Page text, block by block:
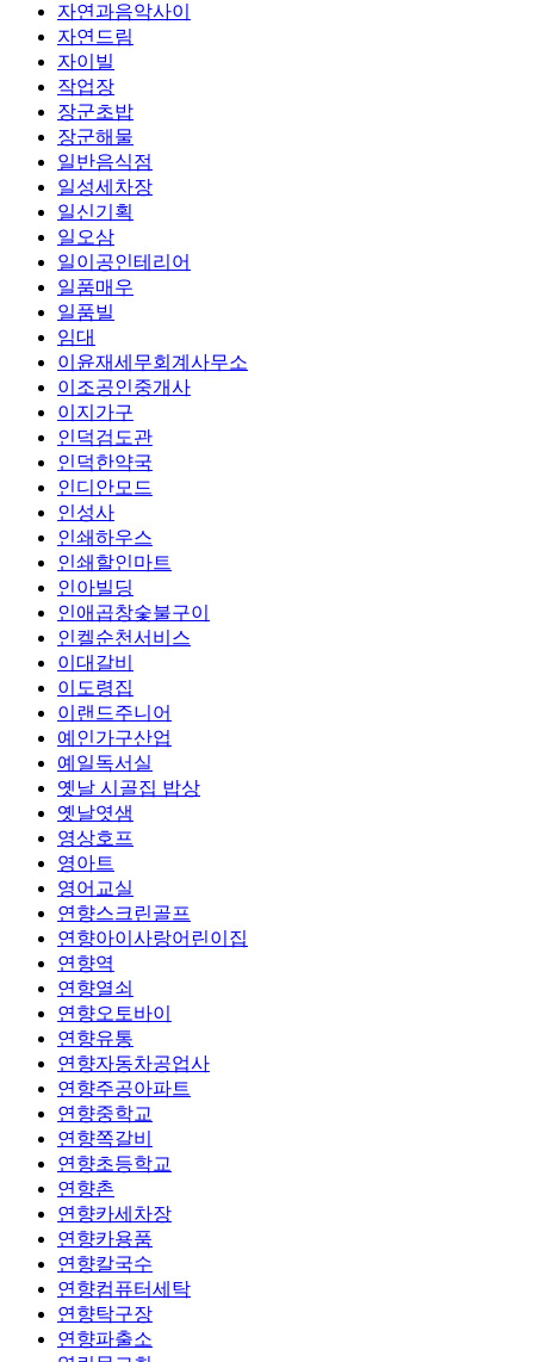
자연과음악사이
자연드림
자이빌
작업장
장군초밥
장군해물
일반음식점
일성세차장
일신기획
일오삼
일이공인테리어
일품매우
일품빌
임대
이윤재세무회계사무소
이조공인중개사
이지가구
인덕검도관
인덕한약국
인디안모드
인성사
인쇄하우스
인쇄할인마트
인아빌딩
인애곱창숯불구이
인켈순천서비스
이대갈비
이도령집
이랜드주니어
예인가구산업
예일독서실
옛날 시골집 밥상
옛날엿샘
영상호프
영아트
영어교실
연향스크린골프
연향아이사랑어린이집
연향역
연향열쇠
연향오토바이
연향유통
연향자동차공업사
연향주공아파트
연향중학교
연향쪽갈비
연향초등학교
연향촌
연향카세차장
연향카용품
연향칼국수
연향컴퓨터세탁
연향탁구장
연향파출소